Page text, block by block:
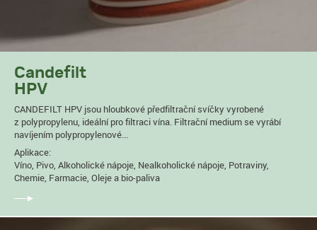
Candefilt
HPV
CANDEFILT HPV jsou hloubkové předfiltrační svíčky vyrobené
z polypropylenu, ideální pro filtraci vína. Filtrační medium se vyrábí
navíjením polypropylenové...
Aplikace:
Víno, Pivo, Alkoholické nápoje, Nealkoholické nápoje, Potraviny,
Chemie, Farmacie, Oleje a bio-paliva